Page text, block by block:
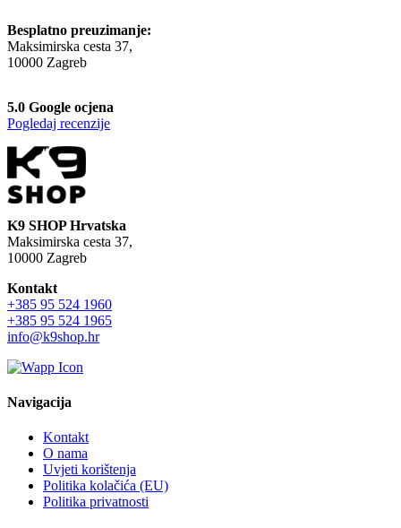
Besplatno preuzimanje:
Maksimirska cesta 37,
10000 Zagreb
5.0 Google ocjena
Pogledaj recenzije
K9 SHOP Hrvatska
Maksimirska cesta 37,
10000 Zagreb
Kontakt
+385 95 524 1960
+385 95 524 1965
info@k9shop.hr
Navigacija
Kontakt
O nama
Uvjeti korištenja
Politika kolačića (EU)
Politika privatnosti